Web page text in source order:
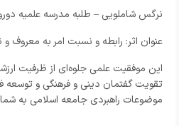
نرگس شاملویی – طلبه مدرسه علمیه
عنوان اثر: رابطه و نسبت امر به معروف و
این موفقیت علمی جلوه‌ای از ظرفیت
تقویت گفتمان دینی و فرهنگی و توسعه
موضوعات راهبردی جامعه اسلامی به